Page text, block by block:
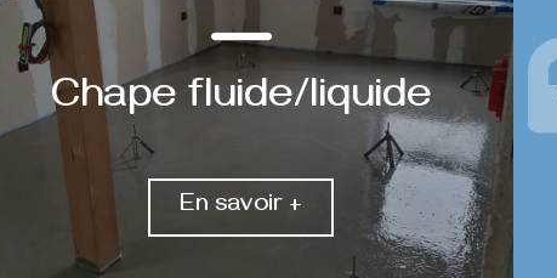
Chape fluide/liquide
En savoir +